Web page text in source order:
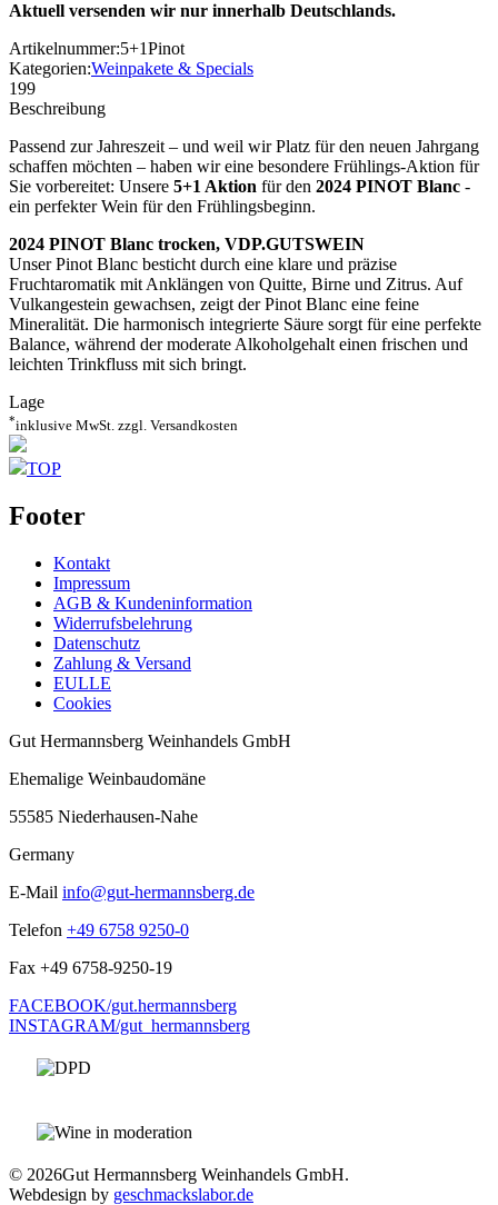
Aktuell versenden wir nur innerhalb Deutschlands.
Artikelnummer:5+1Pinot
Kategorien:Weinpakete & Specials
199
Beschreibung
Passend zur Jahreszeit – und weil wir Platz für den neuen Jahrgang
schaffen möchten – haben wir eine besondere Frühlings-Aktion für
Sie vorbereitet: Unsere 5+1 Aktion für den 2024 PINOT Blanc -
ein perfekter Wein für den Frühlingsbeginn.
2024 PINOT Blanc trocken, VDP.GUTSWEIN
Unser Pinot Blanc besticht durch eine klare und präzise
Fruchtaromatik mit Anklängen von Quitte, Birne und Zitrus. Auf
Vulkangestein gewachsen, zeigt der Pinot Blanc eine feine
Mineralität. Die harmonisch integrierte Säure sorgt für eine perfekte
Balance, während der moderate Alkoholgehalt einen frischen und
leichten Trinkfluss mit sich bringt.
Lage
*inklusive MwSt. zzgl. Versandkosten
TOP
Footer
Kontakt
Impressum
AGB & Kundeninformation
Widerrufsbelehrung
Datenschutz
Zahlung & Versand
EULLE
Cookies
Gut Hermannsberg Weinhandels GmbH
Ehemalige Weinbaudomäne
55585 Niederhausen-Nahe
Germany
E-Mail info@gut-hermannsberg.de
Telefon +49 6758 9250-0
Fax +49 6758-9250-19
FACEBOOK/gut.hermannsberg
INSTAGRAM/gut_hermannsberg
© 2026Gut Hermannsberg Weinhandels GmbH.
Webdesign by geschmackslabor.de